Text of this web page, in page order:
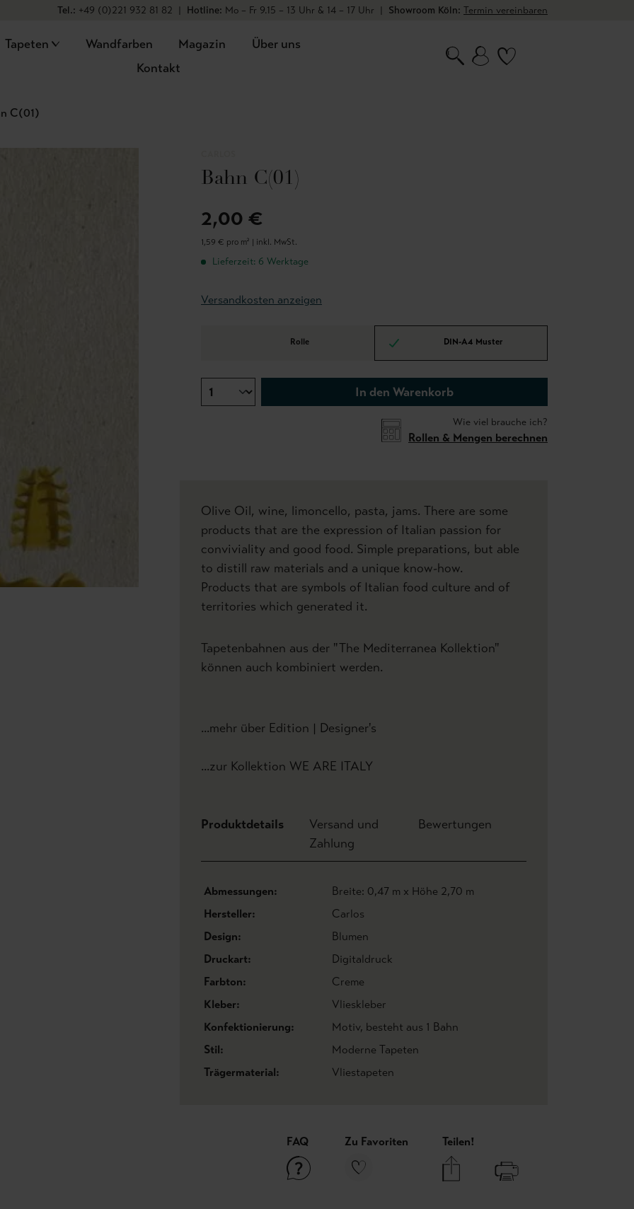
Tel.: +49 (0)221 932 81 82 | Hotline: Mo – Fr 9.15 – 13 Uhr & 14 – 17 Uhr | Showroom Köln: Termin vereinbaren
Tapeten Wandfarben Magazin
Über uns
Kontakt
C(01)
Bahn C(01)
2,00 €
1,59 € pro m² | inkl. MwSt.
Lieferzeit: 6 Werktage
Versandkosten anzeigen
Rolle DIN-A4 Muster
In den Warenkorb
Wie viel brauche ich?
Rollen & Mengen berechnen
Olive Oil, wine, limoncello, pasta, jams. There are some
products that are the expression of Italian passion for
conviviality and good food. Simple preparations, but able
to distill raw materials and a unique know-how.
Products that are symbols of Italian food culture and of
territories which generated it.
Tapetenbahnen aus der "The Mediterranea Kollektion"
können auch kombiniert werden.
...mehr über Edition | Designer's
...zur Kollektion WE ARE ITALY
Produktdetails
Versand und
Zahlung
Bewertungen
Abmessungen:
Breite: 0,47 m x Höhe 2,70 m
Hersteller:
Carlos
Design:
Blumen
Druckart:
Digitaldruck
Farbton:
Creme
Kleber:
Vlieskleber
Konfektionierung:
Motiv, besteht aus 1 Bahn
Stil:
Moderne Tapeten
Trägermaterial:
Vliestapeten
FAQ Zu Favoriten Teilen!